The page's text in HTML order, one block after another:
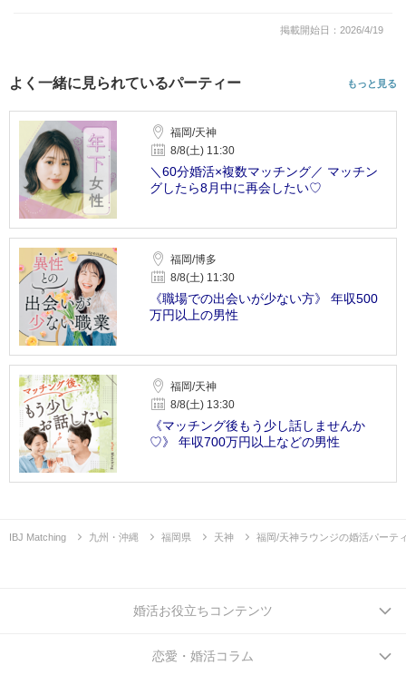
掲載開始日：2026/4/19
よく一緒に見られているパーティー もっと見る
福岡/天神
8/8(土) 11:30
＼60分婚活×複数マッチング／ マッチン
グしたら8月中に再会したい♡
福岡/博多
8/8(土) 11:30
《職場での出会いが少ない方》 年収500
万円以上の男性
福岡/天神
8/8(土) 13:30
《マッチング後もう少し話しませんか
♡》 年収700万円以上などの男性
IBJ Matching 九州・沖縄 福岡県 天神 福岡/天神ラウンジの婚活パーテ
婚活お役立ちコンテンツ
恋愛・婚活コラム